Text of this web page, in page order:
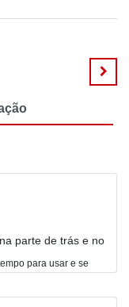
parte de trás e no
para usar e se